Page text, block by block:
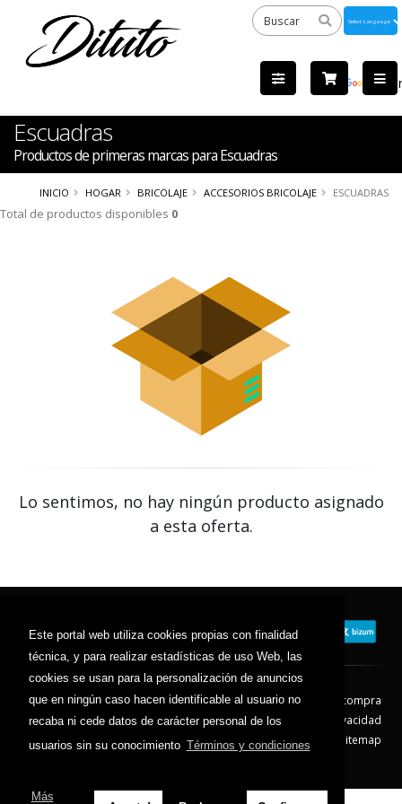
Este portal web utiliza cookies propias con finalidad
técnica, y para realizar estadísticas de uso Web, las
cookies se usan para la personalización de anuncios
que en ningún caso hacen identificable al usuario no
recaba ni cede datos de carácter personal de los
usuarios sin su conocimiento Términos y condiciones
Más
by
Escuadras
Productos de primeras marcas para Escuadras
INICIO HOGAR BRICOLAJE ACCESORIOS BRICOLAJE ESCUADRAS
Total de productos disponibles 0
Lo sentimos, no hay ningún producto asignado
a esta oferta.
Contacto Aviso Legal
Condiciones de compra
Política de envíos
Política de devolución
Política de Privacidad
Política de Cookies
Sitemap